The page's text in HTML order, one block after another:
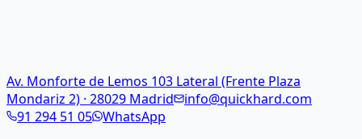
Av. Monforte de Lemos 103 Lateral (Frente Plaza
Mondariz 2) · 28029 Madrid
info@quickhard.com
91 294 51 05 WhatsApp